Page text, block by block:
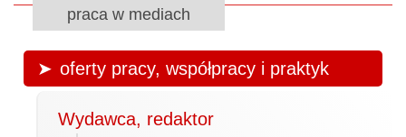
praca w mediach
oferty pracy, współpracy i praktyk
Wydawca, redaktor